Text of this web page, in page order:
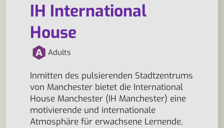
IH International
House
Adults
Inmitten des pulsierenden Stadtzentrums
von Manchester bietet die International
House Manchester (IH Manchester) eine
motivierende und internationale
Atmosphäre für erwachsene Lernende,